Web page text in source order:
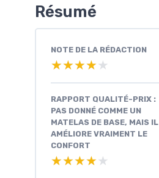
Résumé
NOTE DE LA RÉDACTION
★★★★★
★★★★★
RAPPORT QUALITÉ-PRIX :
PAS DONNÉ COMME UN
MATELAS DE BASE, MAIS IL
AMÉLIORE VRAIMENT LE
CONFORT
★★★★★
★★★★★